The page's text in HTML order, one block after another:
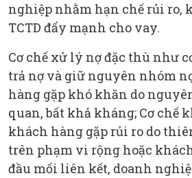
nghiệp nhằm hạn chế rủi ro,
TCTD đẩy mạnh cho vay.
Cơ chế xử lý nợ đặc thù như
trả nợ và giữ nguyên nhóm
hàng gặp khó khăn do
quan, bất khả kháng; Cơ chế
khách hàng gặp rủi ro do
trên phạm vi rộng hoặc
đầu mối liên kết, doanh